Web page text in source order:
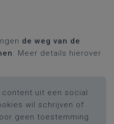
de weg van de
. Meer details hierover
uit een social
wil schrijven of
geen toestemming